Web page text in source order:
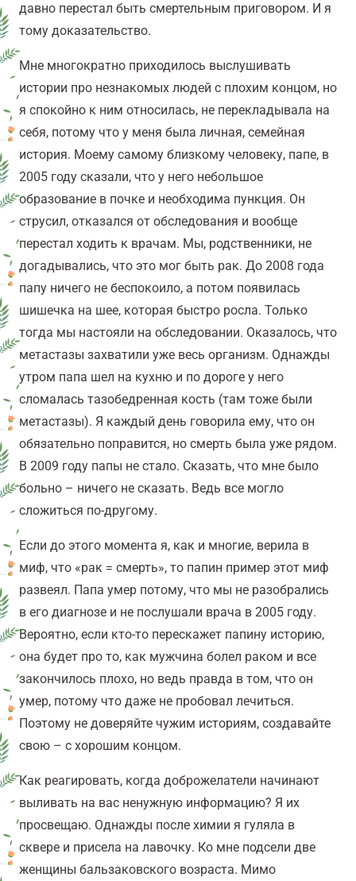
давно перестал быть смертельным приговором. И я
тому доказательство.
Мне многократно приходилось выслушивать
истории про незнакомых людей с плохим концом, но
я спокойно к ним относилась, не перекладывала на
себя, потому что у меня была личная, семейная
история. Моему самому близкому человеку, папе, в
2005 году сказали, что у него небольшое
образование в почке и необходима пункция. Он
струсил, отказался от обследования и вообще
перестал ходить к врачам. Мы, родственники, не
догадывались, что это мог быть рак. До 2008 года
папу ничего не беспокоило, а потом появилась
шишечка на шее, которая быстро росла. Только
тогда мы настояли на обследовании. Оказалось, что
метастазы захватили уже весь организм. Однажды
утром папа шел на кухню и по дороге у него
сломалась тазобедренная кость (там тоже были
метастазы). Я каждый день говорила ему, что он
обязательно поправится, но смерть была уже рядом.
В 2009 году папы не стало. Сказать, что мне было
больно – ничего не сказать. Ведь все могло
сложиться по-другому.
Если до этого момента я, как и многие, верила в
миф, что «рак = смерть», то папин пример этот миф
развеял. Папа умер потому, что мы не разобрались
в его диагнозе и не послушали врача в 2005 году.
Вероятно, если кто-то перескажет папину историю,
она будет про то, как мужчина болел раком и все
закончилось плохо, но ведь правда в том, что он
умер, потому что даже не пробовал лечиться.
Поэтому не доверяйте чужим историям, создавайте
свою – с хорошим концом.
Как реагировать, когда доброжелатели начинают
выливать на вас ненужную информацию? Я их
просвещаю. Однажды после химии я гуляла в
сквере и присела на лавочку. Ко мне подсели две
женщины бальзаковского возраста. Мимо